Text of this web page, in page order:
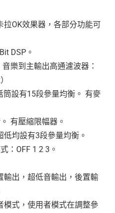
OK效果器，各部分功能可
DSP。
樂到主輸出高通濾波器：
設有15段參量均衡。 有麥
有壓縮限幅器。
均設有3段參量均衡。
：OFF 1 2 3。
出，超低音輸出，後置輸
式，使用者模式在調整參